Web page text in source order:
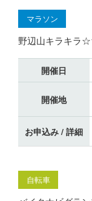
マラソン
野辺山キラキラ
開催日
開催地
お申込み / 詳細
自転車